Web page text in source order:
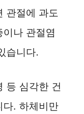
관절에 과도
나 관절염
습니다.
등 심각한 건
다. 하체비만